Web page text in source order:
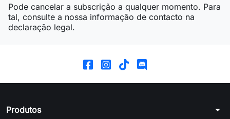
Pode cancelar a subscrição a qualquer momento. Para
tal, consulte a nossa informação de contacto na
declaração legal.
Produtos arrow_drop_down